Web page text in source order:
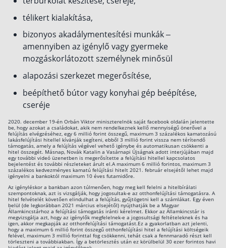
télikert kialakítása,
bizonyos akadálymentesítési munkák –
amennyiben az igénylő vagy gyermeke
mozgáskorlátozott személynek minősül
alapozási szerkezet megerősítése,
beépíthető bútor vagy konyhai gép beépítése,
cseréje
2020. december 19-én Orbán Viktor miniszterelnök saját facebook oldalán jelentette
be, hogy azokat a családokat, akik nem rendelkeznek kellő mennyiségű önerővel a
felújítás elvégzéséhez, egy 6 millió forint összegű, maximum 3 százalékos kamatozású
lakásfelújítási hitellel kívánják segíteni, ebből 3 millió forint vissza nem térítendő
támogatás, amely a felújítás végével vehető igénybe és automatikusan csökkenti a
hitel összegét. Másnap, Novák Katalin a Vasárnapi Újságnak adott interjújában majd
egy további videó üzenetben is megerősítette a felújítási hitellel kapcsolatos
bejelentést és további részleteket árult el.A maximum 6 millió forintos, maximum 3
százalékos kedvezményes kamatú felújítási hitelt 2021. február elsejétől lehet majd
igényelni a bankoktól maximum 10 éves futamidőre.
Az igényléskor a bankban azon túlmenően, hogy meg kell felelni a hitelbírálati
szempontoknak, azt is vizsgálják, hogy jogosultak-e az otthonfelújítási támogatásra. A
hitel felvételét követően elindulhat a felújítás, gyűjtögetni kell a számlákat. Egy éven
belül (de legkorábban 2021 március elsejétől) nyújthatják be a Magyar
Államkincstárhoz a felújítási támogatás iránti kérelmet. Ekkor az Államkincstár is
megvizsgálja azt, hogy az igénylők megfelelnek-e a jogosultsági feltételeknek és ha
igen, akkor megkapják az otthonfelújítási támogatást.Ez a gyakorlatban azt jelenti,
hogy a maximum 6 millió forint összegű otthonfelújítási hitel a felújítási költségeik
felével, maximum 3 millió forinttal fog csökkenni, tehát csak a fennmaradó részt kell
törleszteni a továbbiakban. Így a betörlesztés után ez körülbelül 30 ezer forintos havi